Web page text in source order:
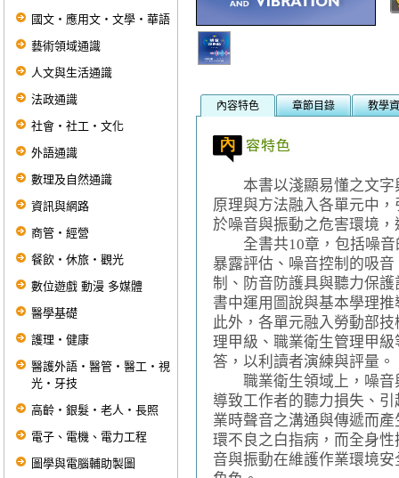
國文‧應用文‧文學‧華語
藝術領域通識
人文與生活通識
法政通識
社會‧社工‧文化
外語通識
數理及自然通識
資訊與網路
商管‧經營
餐飲‧休旅‧觀光
數位遊戲 動漫 多媒體
醫學基礎
護理‧健康
醫護外語‧醫管‧醫工‧視
光‧牙技
高齡‧銀髮‧老人‧長照
電子、電機、電力工程
圖學與電腦輔助製圖
內容特色 章節目錄 教學
本書以淺顯易懂之文字
原理與方法融入各單元中
於噪音與振動之危害環境
全書共10章，包括噪音
暴露評估、噪音控制的吸
制、防音防護具與聽力保
書中運用圖說與基本學理
此外，各單元融入勞動部
理甲級、職業衛生管理甲
答，以利讀者演練與評量。
職業衛生領域上，噪音
導致工作者的聽力損失、
業時聲音之溝通與傳遞而
環不良之白指病，而全身
音與振動在維護作業環境